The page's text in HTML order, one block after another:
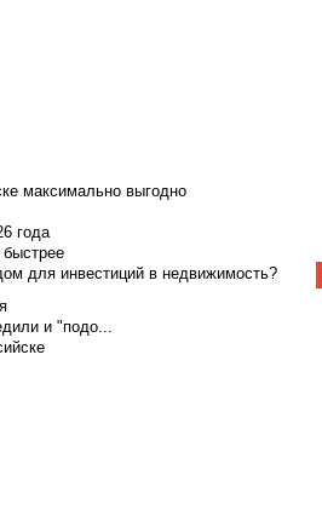
максимально выгодно
года
для инвестиций в недвижимость?
и "подо...